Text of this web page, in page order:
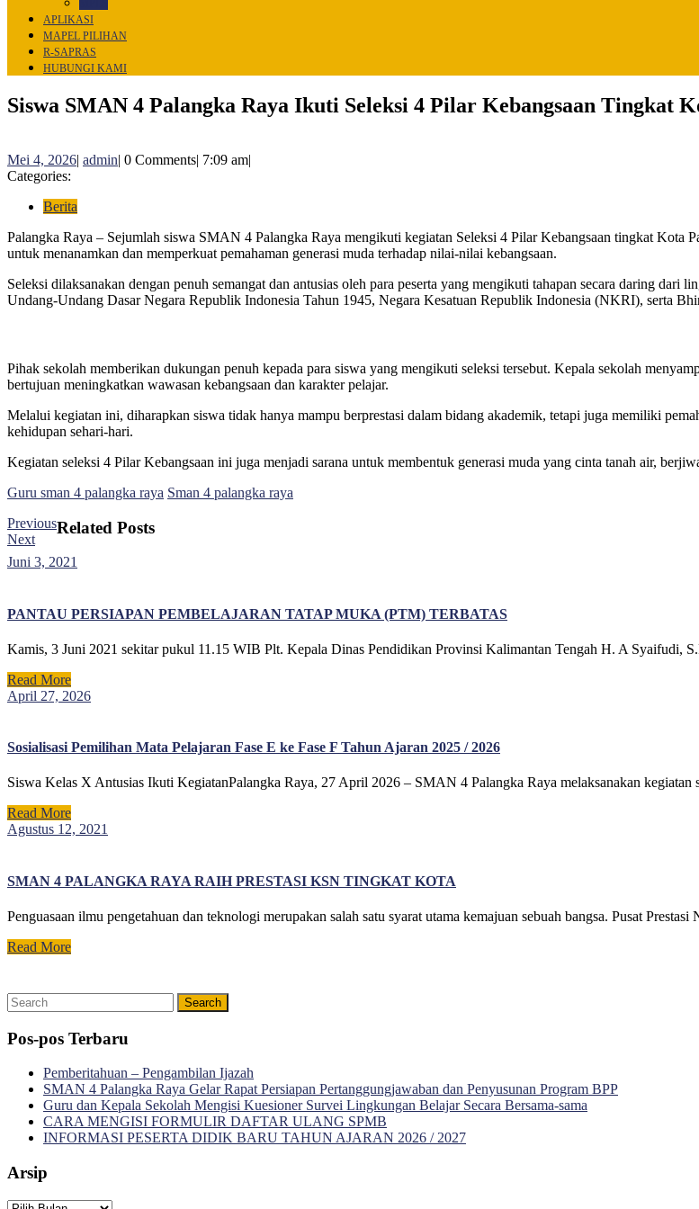
APLIKASI
MAPEL PILIHAN
R-SAPRAS
HUBUNGI KAMI
CLOSE
MENU
Siswa SMAN 4 Palangka Raya Ikuti Seleksi 4 Pilar Kebangsaan Tingkat
Mei 4, 2026Mei
| adminadmin
| 0 Comments| 7:09 am|
Categories:
Berita
Palangka Raya – Sejumlah siswa SMAN 4 Palangka Raya mengikuti kegiatan Seleksi 4 Pilar Kebangsaan tingkat Kota Palangka Raya yang dilaksanakan secara online. Kegiatan ini menjadi salah satu upaya
untuk menanamkan dan memperkuat pemahaman generasi muda terhadap nilai-nilai kebangsaan.
Seleksi dilaksanakan dengan penuh semangat dan antusias oleh para peserta yang mengikuti tahapan secara daring
Undang-Undang Dasar Negara Republik Indonesia Tahun 1945, Negara Kesatuan Republik Indonesia (NKRI), serta
Pihak sekolah memberikan dukungan penuh kepada para siswa yang mengikuti seleksi tersebut. Kepala sekolah
bertujuan meningkatkan wawasan kebangsaan dan karakter pelajar.
Melalui kegiatan ini, diharapkan siswa tidak hanya mampu berprestasi dalam bidang akademik, tetapi juga memiliki
kehidupan sehari-hari.
Kegiatan seleksi 4 Pilar Kebangsaan ini juga menjadi sarana untuk membentuk generasi muda yang cinta tanah air,
Guru sman 4 palangka raya Sman 4 palangka raya
Navigasi
pos
PreviousPrevious
post:
NextNext
post:
Related Posts
Juni 3, 2021
PANTAU PERSIAPAN PEMBELAJARAN TATAP MUKA (PTM) TERBATAS
Kamis, 3 Juni 2021 sekitar pukul 11.15 WIB Plt. Kepala Dinas Pendidikan Provinsi Kalimantan Tengah H. A Syaifudi,
Read MoreRead
More
April 27, 2026April
Sosialisasi Pemilihan Mata Pelajaran Fase E ke Fase F Tahun Ajaran 2025 / 2026
Siswa Kelas X Antusias Ikuti KegiatanPalangka Raya, 27 April 2026 – SMAN 4 Palangka Raya melaksanakan kegiatan
Read MoreRead
More
Agustus 12, 2021
SMAN 4 PALANGKA RAYA RAIH PRESTASI KSN TINGKAT KOTA
Penguasaan ilmu pengetahuan dan teknologi merupakan salah satu syarat utama kemajuan sebuah bangsa. Pusat
Read MoreRead
Search
for:
Pos-pos Terbaru
Pemberitahuan – Pengambilan Ijazah
SMAN 4 Palangka Raya Gelar Rapat Persiapan Pertanggungjawaban dan Penyusunan Program BPP
Guru dan Kepala Sekolah Mengisi Kuesioner Survei Lingkungan Belajar Secara Bersama-sama
CARA MENGISI FORMULIR DAFTAR ULANG SPMB
INFORMASI PESERTA DIDIK BARU TAHUN AJARAN 2026 / 2027
Arsip